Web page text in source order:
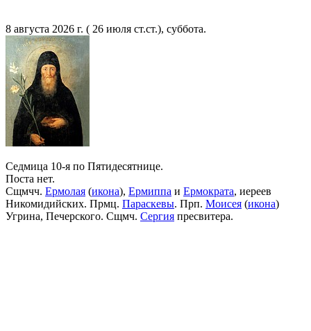
8 августа 2026 г. ( 26 июля ст.ст.), суббота.
Седмица 10-я по Пятидесятнице.
Поста нет.
Сщмчч. Ермолая (икона), Ермиппа и Ермократа, иереев
Никомидийских. Прмц. Параскевы. Прп. Моисея (икона)
Угрина, Печерского. Сщмч. Сергия пресвитера.